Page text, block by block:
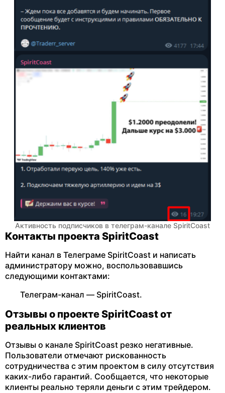
Активность подписчиков в телеграм-канале SpiritCoast
Контакты проекта SpiritCoast
Найти канал в Телеграме SpiritCoast и написать
администратору можно, воспользовавшись
следующими контактами:
Телеграм-канал — SpiritCoast.
Отзывы о проекте SpiritCoast от
реальных клиентов
Отзывы о канале SpiritCoast резко негативные.
Пользователи отмечают рискованность
сотрудничества с этим проектом в силу отсутствия
каких-либо гарантий. Сообщается, что некоторые
клиенты реально теряли деньги с этим трейдером.